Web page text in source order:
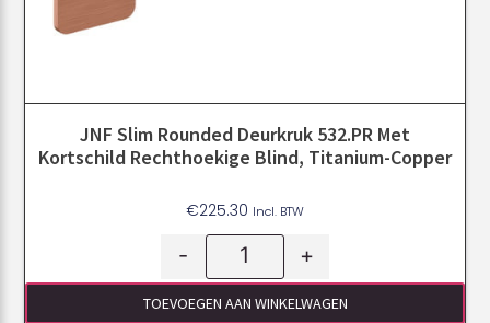
JNF Slim Rounded Deurkruk 532.PR Met
Kortschild Rechthoekige Blind, Titanium-Copper
€225.30 Incl. BTW
- +
TOEVOEGEN AAN WINKELWAGEN